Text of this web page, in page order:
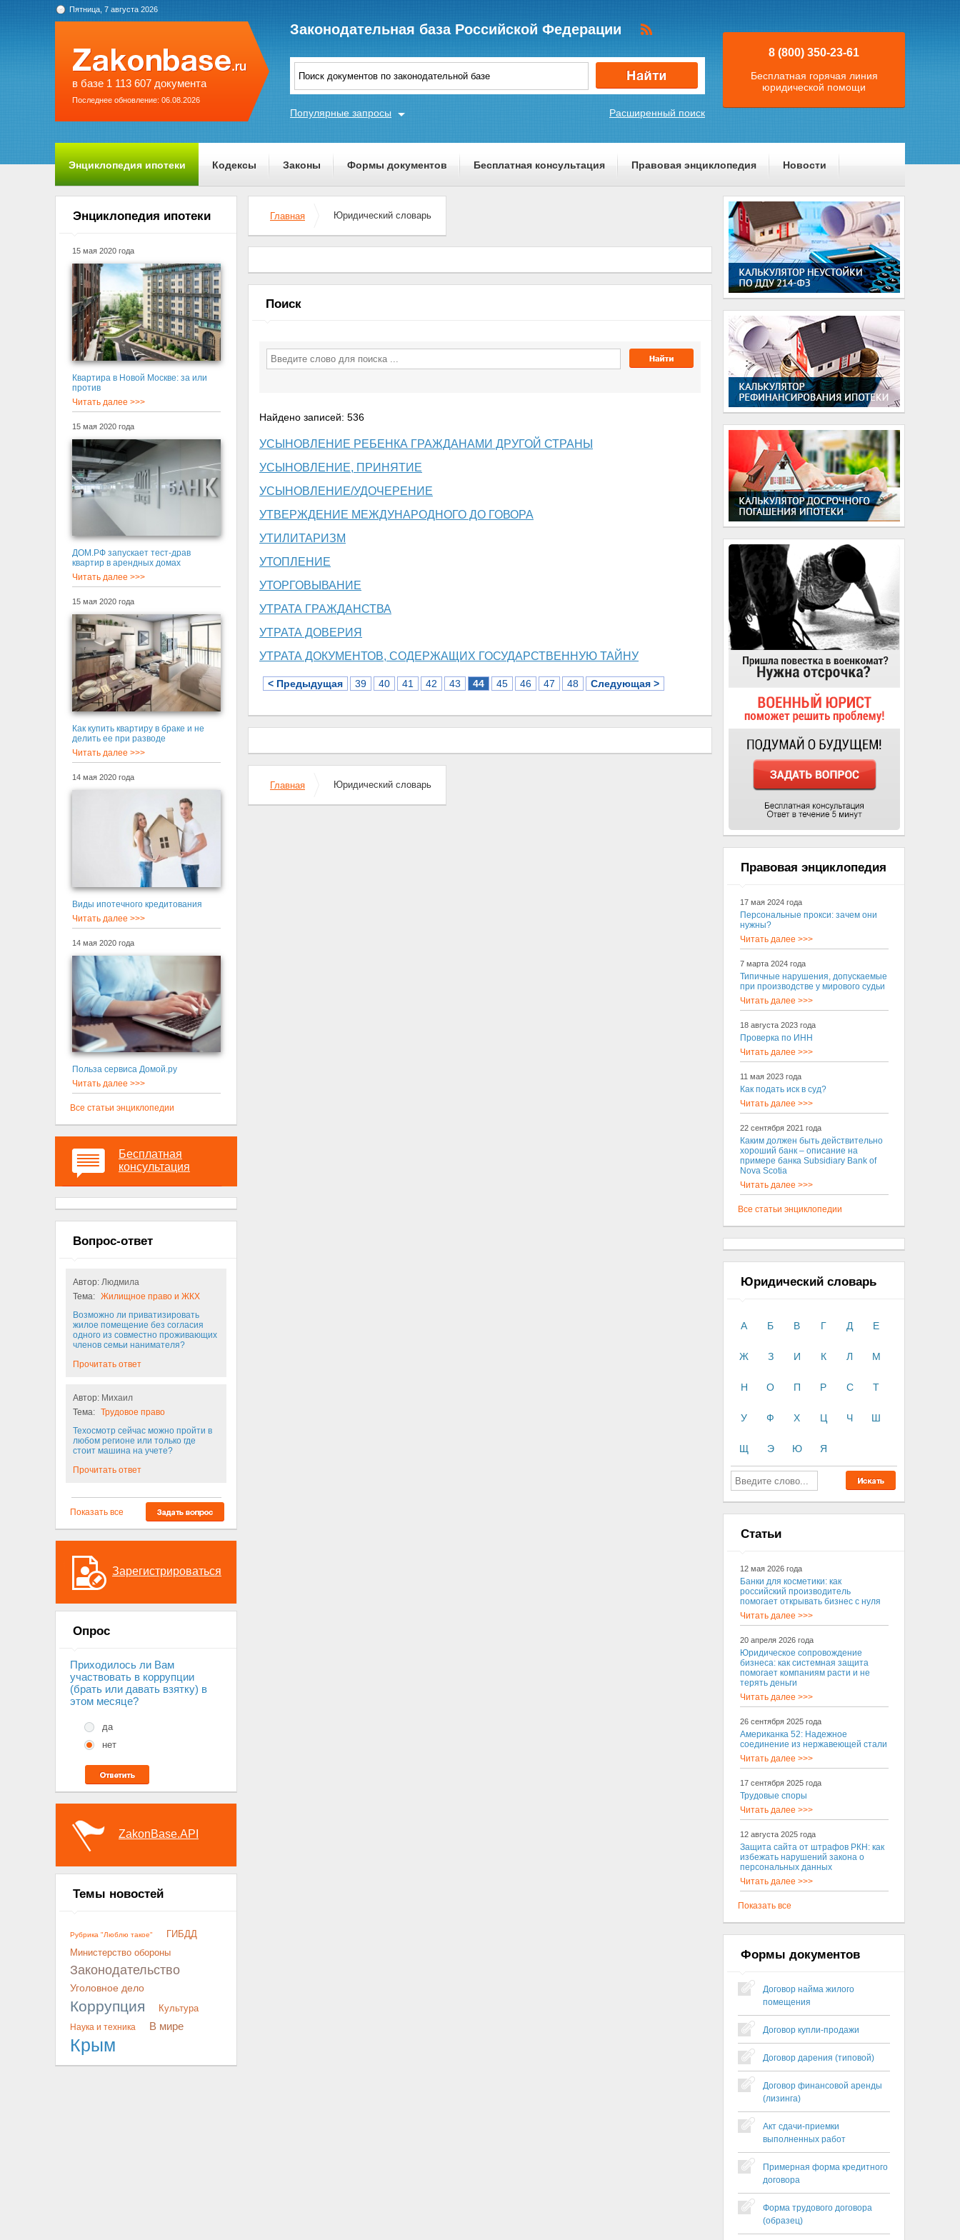
Пятница, 7 августа 2026
в базе 1 113 607 документа
Последнее обновление: 06.08.2026
Законодательная база Российской Федерации
Расширенный поиск
Популярные запросы
8 (800) 350-23-61
Бесплатная горячая линия
юридической помощи
Энциклопедия ипотеки Кодексы Законы Формы документов Бесплатная консультация Правовая энциклопедия Новости
О проекте
Энциклопедия ипотеки
15 мая 2020 года
Квартира в Новой Москве: за или
против
Читать далее >>>
15 мая 2020 года
ДОМ.РФ запускает тест-драв
квартир в арендных домах
Читать далее >>>
15 мая 2020 года
Как купить квартиру в браке и не
делить ее при разводе
Читать далее >>>
14 мая 2020 года
Виды ипотечного кредитования
Читать далее >>>
14 мая 2020 года
Польза сервиса Домой.ру
Читать далее >>>
Все статьи энциклопедии
Бесплатная
консультация
Вопрос-ответ
Автор: Людмила
Тема: Жилищное право и ЖКХ
Возможно ли приватизировать
жилое помещение без согласия
одного из совместно проживающих
членов семьи нанимателя?
Прочитать ответ
Автор: Михаил
Тема: Трудовое право
Техосмотр сейчас можно пройти в
любом регионе или только где
стоит машина на учете?
Прочитать ответ
Показать все
Зарегистрироваться
Опрос
Приходилось ли Вам
участвовать в коррупции
(брать или давать взятку) в
этом месяце?
да
нет
ZakonBase.API
Темы новостей
Рубрика "Люблю такое"
ГИБДД
Министерство обороны
Законодательство
Уголовное дело
Коррупция Культура
Наука и техника В мире
Крым
Главная Юридический словарь
Поиск
Найдено записей: 536
УСЫНОВЛЕНИЕ РЕБЕНКА ГРАЖДАНАМИ ДРУГОЙ СТРАНЫ
УСЫНОВЛЕНИЕ, ПРИНЯТИЕ
УСЫНОВЛЕНИЕ/УДОЧЕРЕНИЕ
УТВЕРЖДЕНИЕ МЕЖДУНАРОДНОГО ДО ГОВОРА
УТИЛИТАРИЗМ
УТОПЛЕНИЕ
УТОРГОВЫВАНИЕ
УТРАТА ГРАЖДАНСТВА
УТРАТА ДОВЕРИЯ
УТРАТА ДОКУМЕНТОВ, СОДЕРЖАЩИХ ГОСУДАРСТВЕННУЮ ТАЙНУ
< Предыдущая 39 40 41 42 43 44 45 46 47 48 Следующая >
Главная Юридический словарь
Правовая энциклопедия
17 мая 2024 года
Персональные прокси: зачем они
нужны?
Читать далее >>>
7 марта 2024 года
Типичные нарушения, допускаемые
при производстве у мирового судьи
Читать далее >>>
18 августа 2023 года
Проверка по ИНН
Читать далее >>>
11 мая 2023 года
Как подать иск в суд?
Читать далее >>>
22 сентября 2021 года
Каким должен быть действительно
хороший банк – описание на
примере банка Subsidiary Bank of
Nova Scotia
Читать далее >>>
Все статьи энциклопедии
Юридический словарь
А Б В Г Д Е
Ж З И К Л М
Н О П Р С Т
У Ф Х Ц Ч Ш
Щ Э Ю Я
Статьи
12 мая 2026 года
Банки для косметики: как
российский производитель
помогает открывать бизнес с нуля
Читать далее >>>
20 апреля 2026 года
Юридическое сопровождение
бизнеса: как системная защита
помогает компаниям расти и не
терять деньги
Читать далее >>>
26 сентября 2025 года
Американка 52: Надежное
соединение из нержавеющей стали
Читать далее >>>
17 сентября 2025 года
Трудовые споры
Читать далее >>>
12 августа 2025 года
Защита сайта от штрафов РКН: как
избежать нарушений закона о
персональных данных
Читать далее >>>
Показать все
Формы документов
Договор найма жилого
помещения
Договор купли-продажи
Договор дарения (типовой)
Договор финансовой аренды
(лизинга)
Акт сдачи-приемки
выполненных работ
Примерная форма кредитного
договора
Форма трудового договора
(образец)